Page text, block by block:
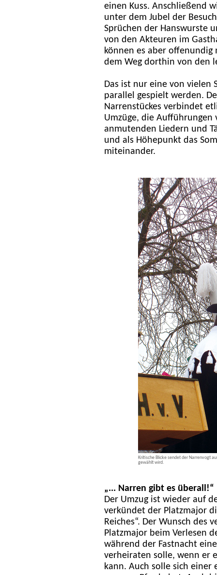
einen Kuss. Anschließend
unter dem Jubel der
Sprüchen der Hanswurste
von den Akteuren im
können es aber
dem Weg dorthin von den
Das ist nur eine von vielen
parallel gespielt werden.
Narrenstückes verbindet
Umzüge, die
anmutenden Liedern und
und als Höhepunkt das
miteinander.
Kritische Blicke sendet der Narrenvogt
gewählt wird.
„... Narren gibt es überall!“
Der Umzug ist wieder auf
verkündet der Platzmajor
Reiches“. Der Wunsch des
Platzmajor beim Verlesen
während der Fastnacht
verheiraten solle, wenn er
kann. Auch solle sich einer